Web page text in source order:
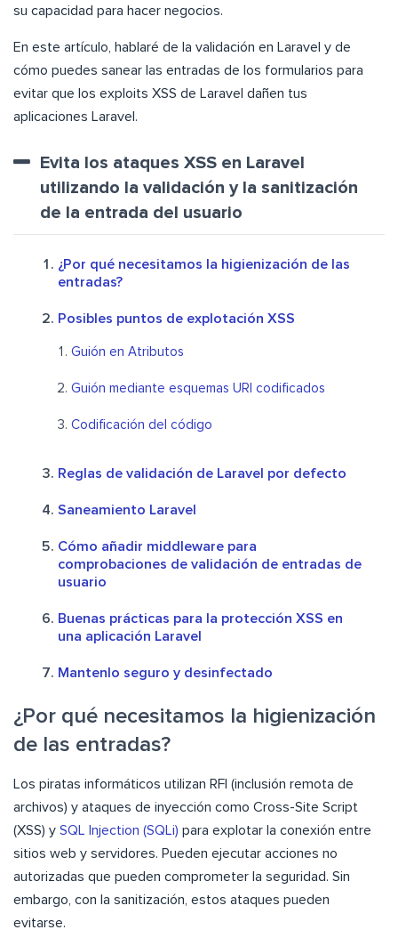
su capacidad para hacer negocios.
En este artículo, hablaré de la validación en Laravel y de
cómo puedes sanear las entradas de los formularios para
evitar que los exploits XSS de Laravel dañen tus
aplicaciones Laravel.
Evita los ataques XSS en Laravel
utilizando la validación y la sanitización
de la entrada del usuario
¿Por qué necesitamos la higienización de las
entradas?
Posibles puntos de explotación XSS
Guión en Atributos
Guión mediante esquemas URI codificados
Codificación del código
Reglas de validación de Laravel por defecto
Saneamiento Laravel
Cómo añadir middleware para
comprobaciones de validación de entradas de
usuario
Buenas prácticas para la protección XSS en
una aplicación Laravel
Mantenlo seguro y desinfectado
¿Por qué necesitamos la higienización
de las entradas?
Los piratas informáticos utilizan RFI (inclusión remota de
archivos) y ataques de inyección como Cross-Site Script
(XSS) y SQL Injection (SQLi) para explotar la conexión entre
sitios web y servidores. Pueden ejecutar acciones no
autorizadas que pueden comprometer la seguridad. Sin
embargo, con la sanitización, estos ataques pueden
evitarse.